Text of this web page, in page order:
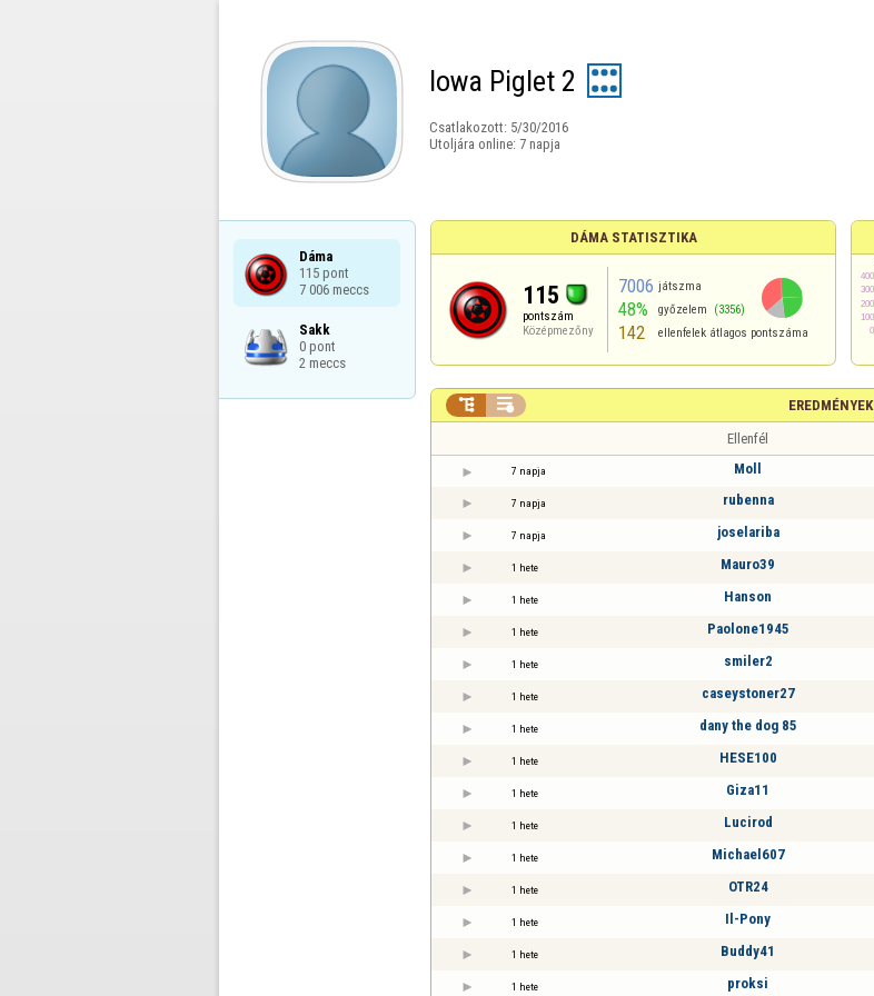
Iowa Piglet 2
Csatlakozott: 5/30/2016
Utoljára online: 7 napja
Dáma
115 pont
7 006 meccs
Sakk
0 pont
2 meccs
DÁMA STATISZTIKA
115
pontszám
Középmezőny
7006 játszma
48% győzelem (3356)
142 ellenfelek átlagos pontszáma
EREDMÉNYEK
 
Ellenfél
7 napja Moll
7 napja rubenna
7 napja joselariba
1 hete Mauro39
1 hete Hanson
1 hete Paolone1945
1 hete smiler2
1 hete caseystoner27
1 hete dany the dog 85
1 hete HESE100
1 hete Giza11
1 hete Lucirod
1 hete Michael607
1 hete OTR24
1 hete Il-Pony
1 hete Buddy41
1 hete proksi